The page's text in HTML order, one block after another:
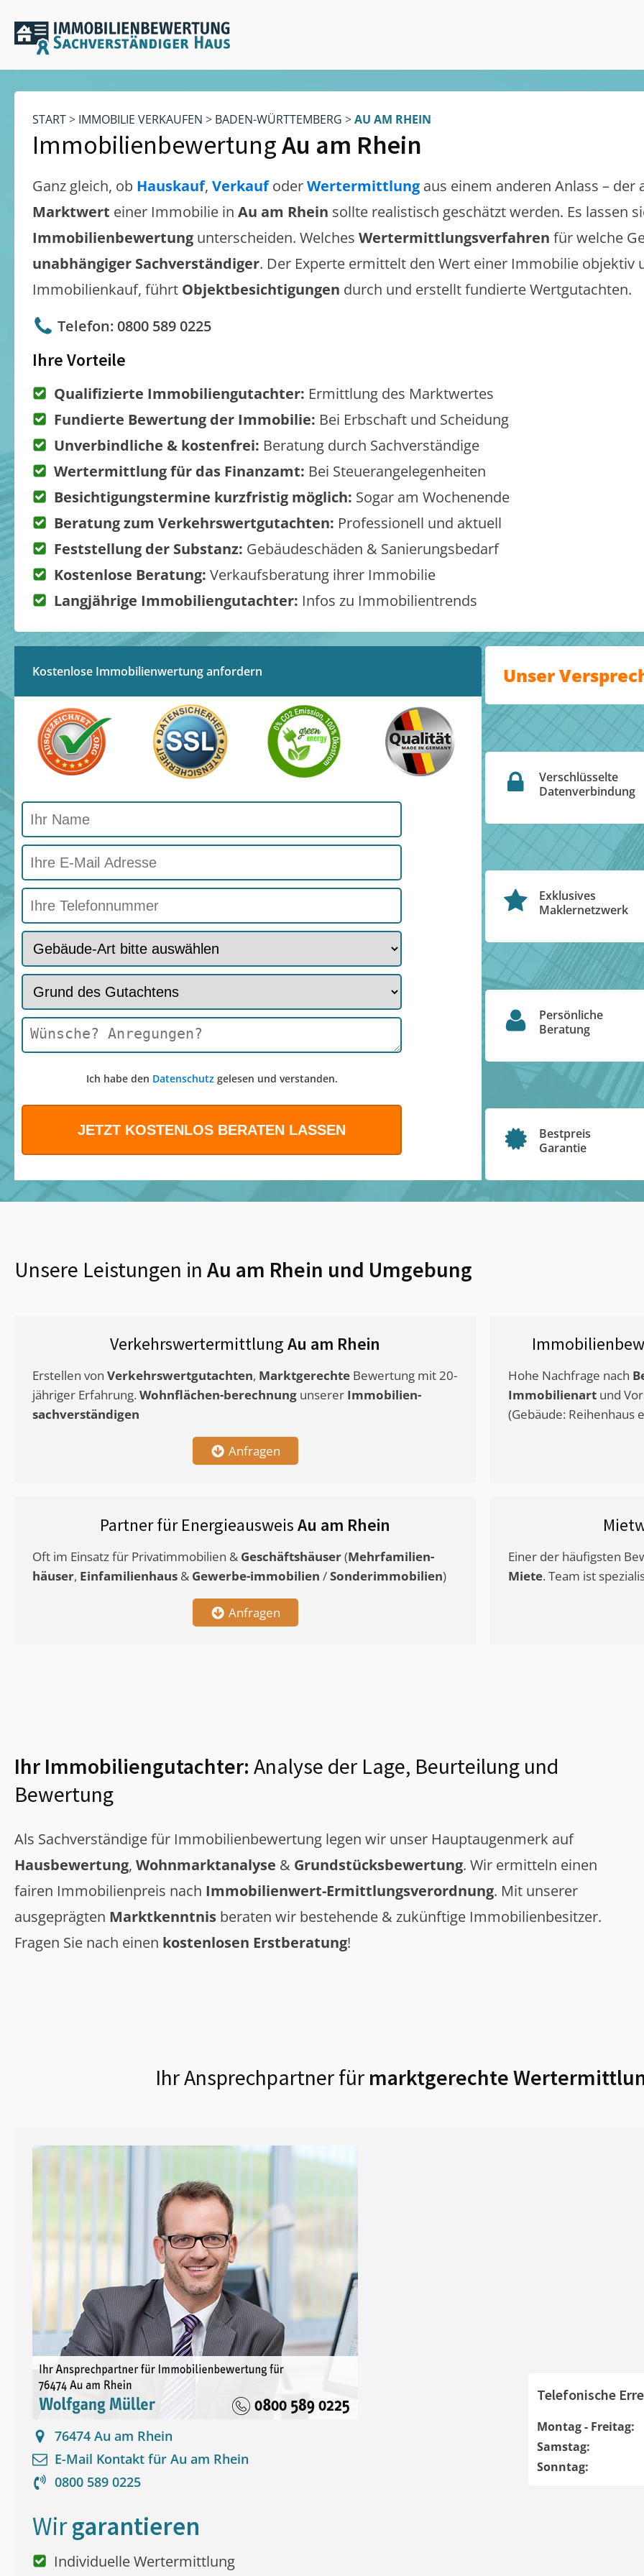
START> IMMOBILIE VERKAUFEN > BADEN-WÜRTTEMBERG >AU AM RHEIN
ImmobilienbewertungAu am Rhein
Ganz gleich, ob Hauskauf, VerkaufoderWertermittlung aus einem anderen Anlass – der
Marktwert einer Immobilie in Au am Rhein sollte realistisch geschätzt werden. Es lassen
Immobilienbewertung unterscheiden. Welches Wertermittlungsverfahren für welche
unabhängiger Sachverständiger. Der Experte ermittelt den Wert einer Immobilie objektiv
Immobilienkauf, führt Objektbesichtigungen durch und erstellt fundierte Wertgutachten.
Telefon: 0800 589 0225
Ihre Vorteile
Qualifizierte Immobiliengutachter: Ermittlung des Marktwertes
Fundierte Bewertung der Immobilie: Bei Erbschaft und Scheidung
Unverbindliche & kostenfrei: Beratung durch Sachverständige
Wertermittlung für das Finanzamt: Bei Steuerangelegenheiten
Besichtigungstermine kurzfristig möglich: Sogar am Wochenende
Beratung zum Verkehrswertgutachten: Professionell und aktuell
Feststellung der Substanz: Gebäudeschäden & Sanierungsbedarf
Kostenlose Beratung: Verkaufsberatung ihrer Immobilie
Langjährige Immobiliengutachter: Infos zu Immobilientrends
Kostenlose Immobilienwertung anfordern
Ich habe den Datenschutzgelesen und verstanden.
Unser
Verschlüsselte
Datenverbindung
Exklusives
Maklernetzwerk
Persönliche
Beratung
Bestpreis
Garantie
Unsere Leistungen in Au am Rhein und Umgebung
VerkehrswertermittlungAu am Rhein
Erstellen von Verkehrswertgutachten, Marktgerechte Bewertung mit 20-
jähriger Erfahrung. Wohnflächen-berechnung unserer Immobilien-
sachverständigen
Anfragen
Hohe Nachfrage nach
Immobilienart und
(Gebäude: Reihenhaus
Partner für EnergieausweisAu am Rhein
Oft im Einsatz für Privatimmobilien & Geschäftshäuser(Mehrfamilien-
häuser, Einfamilienhaus & Gewerbe-immobilien /Sonderimmobilien)
Anfragen
Einer der häufigsten
Miete. Team ist
Ihr Immobiliengutachter: Analyse der Lage, Beurteilung und
Bewertung
Als Sachverständige für Immobilienbewertung legen wir unser Hauptaugenmerk auf
Hausbewertung, Wohnmarktanalyse & Grundstücksbewertung. Wir ermitteln einen
fairen Immobilienpreis nach Immobilienwert-Ermittlungsverordnung. Mit unserer
ausgeprägten Marktkenntnis beraten wir bestehende & zukünftige Immobilienbesitzer.
Fragen Sie nach einen kostenlosen Erstberatung!
Ihr Ansprechpartner für marktgerechte
76474 Au am Rhein
E-Mail Kontakt für Au am Rhein
0800 589 0225
Telefonische
Montag - Freitag:
Samstag:
Sonntag:
Wirgarantieren
Individuelle Wertermittlung